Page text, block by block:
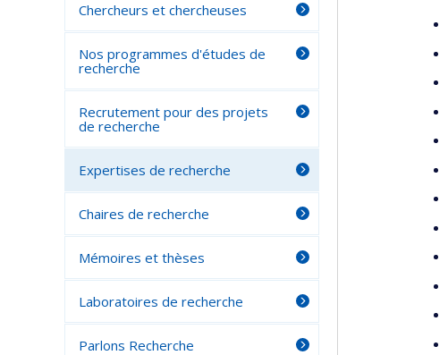
Chercheurs et chercheuses
Nos programmes d'études de
recherche
Recrutement pour des projets
de recherche
Expertises de recherche
Chaires de recherche
Mémoires et thèses
Laboratoires de recherche
Parlons Recherche